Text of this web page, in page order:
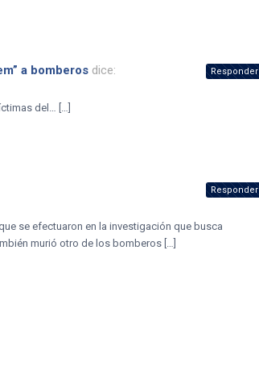
a bomberos dice:
del… […]
Responder
se efectuaron en la investigación que busca
murió otro de los bomberos […]
Responder